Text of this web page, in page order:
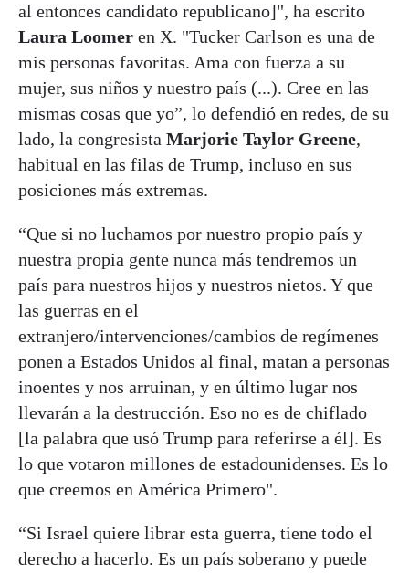
al entonces candidato republicano]", ha escrito
Laura Loomer en X. "Tucker Carlson es una de
mis personas favoritas. Ama con fuerza a su
mujer, sus niños y nuestro país (...). Cree en las
mismas cosas que yo”, lo defendió en redes, de su
lado, la congresista Marjorie Taylor Greene,
habitual en las filas de Trump, incluso en sus
posiciones más extremas.
“Que si no luchamos por nuestro propio país y
nuestra propia gente nunca más tendremos un
país para nuestros hijos y nuestros nietos. Y que
las guerras en el
extranjero/intervenciones/cambios de regímenes
ponen a Estados Unidos al final, matan a personas
inoentes y nos arruinan, y en último lugar nos
llevarán a la destrucción. Eso no es de chiflado
[la palabra que usó Trump para referirse a él]. Es
lo que votaron millones de estadounidenses. Es lo
que creemos en América Primero".
“Si Israel quiere librar esta guerra, tiene todo el
derecho a hacerlo. Es un país soberano y puede